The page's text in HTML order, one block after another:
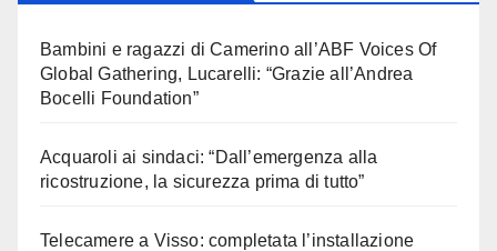
Bambini e ragazzi di Camerino all’ABF Voices Of
Global Gathering, Lucarelli: “Grazie all’Andrea
Bocelli Foundation”
Acquaroli ai sindaci: “Dall’emergenza alla
ricostruzione, la sicurezza prima di tutto”
Telecamere a Visso: completata l’installazione